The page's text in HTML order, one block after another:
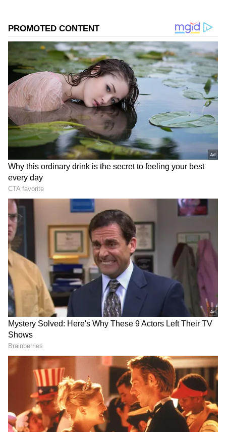
ఫీచర్లతో లభిస్తున్న కొన్ని బెస్ట్ స్మార్ట్‌ఫోన్ల వివరాలు గమనిస్తే..
గూగుల్‌లో ఆసక్తికరమైన సమాచారం కోసం ఏసియానెట్ తెలుగు
ను మీ ఫ్రిఫర్డ్ సోర్స్ గా ఎంచుకోండి
2
Image Credit :
1. మోటోరోలా మోటో G05
బడ్జెట్ రేంజ్‌లో మోటోరోలా మోటో G05 ఒక సూపర్ ఆప్షన్
అని చెప్పొచ్చు. ఈ ఫోన్‌లో 6.67 ఇంచుల ఐపీఎస్ డిస్‌ప్లేను
ఇచ్చారు. ఇది 90Hz రీఫ్రెష్ రేట్‌తో వస్తుంది. దీనివల్ల ఫోన్
వాడుతున్నప్పుడు స్క్రోలింగ్ చాలా స్మూత్‌గా ఉంటుంది.